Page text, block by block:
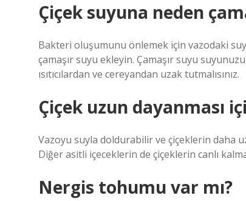
Çiçek suyuna neden
Bakteri oluşumunu önlemek için vazodaki
çamaşır suyu ekleyin. Çamaşır suyu
ısıtıcılardan ve cereyandan uzak tutmalısınız.
Çiçek uzun dayanması
Vazoyu suyla doldurabilir ve çiçeklerin daha
Diğer asitli içeceklerin de çiçeklerin canlı
Nergis tohumu var mı?